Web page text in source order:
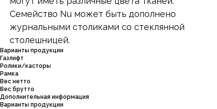
Семейство Nu может быть дополнено
журнальными столиками со стеклянной
столешницей.
Варианты продукции
Газлифт
Ролики/касторы
Рамка
Вес нетто
Вес брутто
Дополнительная информация
Варианты продукции